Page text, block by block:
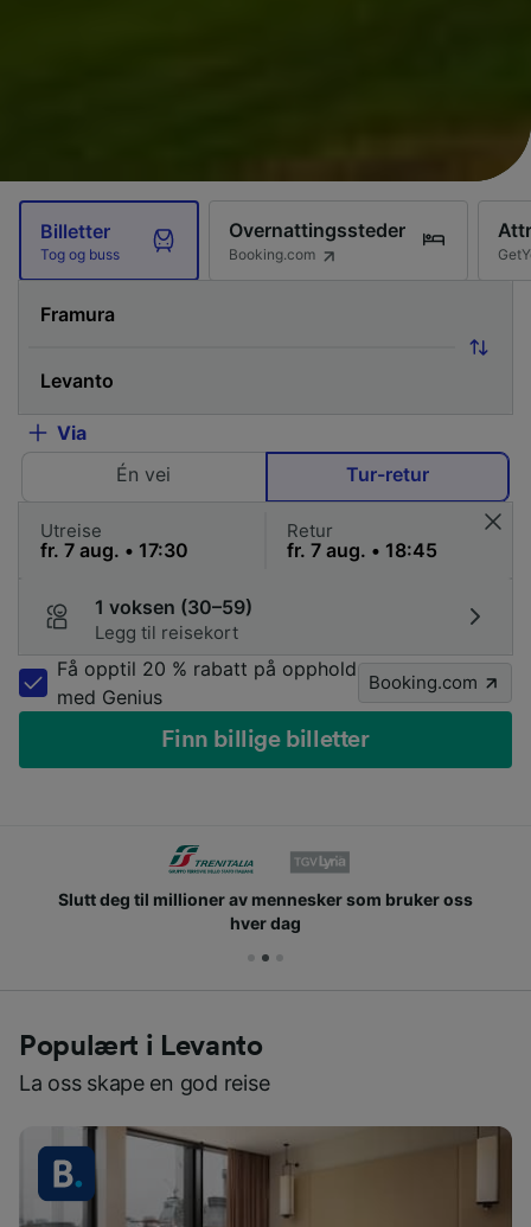
Billetter
Tog og buss
Overnattingssteder
Booking.com
Via
Én vei
Tur-retur
Utreise Retur
1 voksen (30–59)
Legg til reisekort
Få opptil 20 % rabatt på opphold
med Genius
Booking.com
Finn billige billetter
Slutt deg til millioner av mennesker som bruker oss
hver dag
Populært i Levanto
La oss skape en god reise